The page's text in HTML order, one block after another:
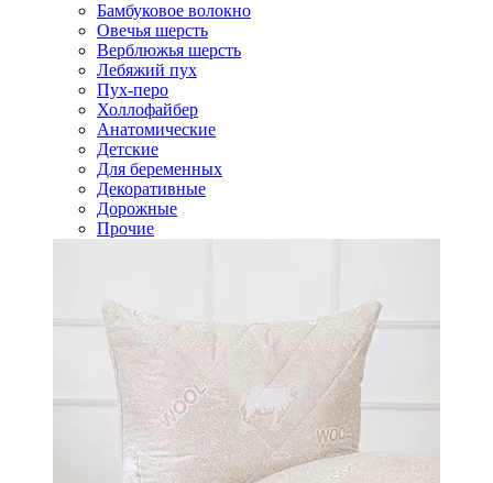
Бамбуковое волокно
Овечья шерсть
Верблюжья шерсть
Лебяжий пух
Пух-перо
Холлофайбер
Анатомические
Детские
Для беременных
Декоративные
Дорожные
Прочие